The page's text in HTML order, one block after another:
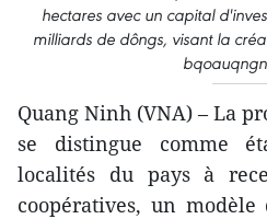
hectares avec un capital
milliards de dôngs, visant la
Quang Ninh (VNA) – La
se distingue comme
localités du pays à
coopératives, un